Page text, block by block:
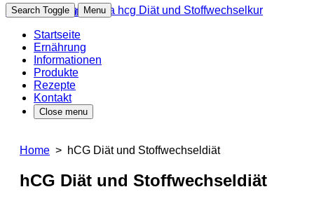
Skip to content
Search Toggle Menu
Startseite
Ernährung
Informationen
Produkte
Rezepte
Kontakt
Close menu
Home > hCG Diät und Stoffwechseldiät
hCG Diät und Stoffwechseldiät